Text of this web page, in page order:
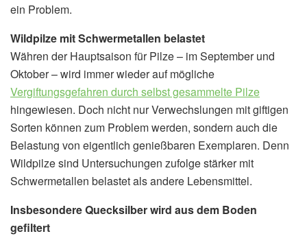
ein Problem.
Wildpilze mit Schwermetallen belastet
Währen der Hauptsaison für Pilze – im September und
Oktober – wird immer wieder auf mögliche
Vergiftungsgefahren durch selbst gesammelte Pilze
hingewiesen. Doch nicht nur Verwechslungen mit giftigen
Sorten können zum Problem werden, sondern auch die
Belastung von eigentlich genießbaren Exemplaren. Denn
Wildpilze sind Untersuchungen zufolge stärker mit
Schwermetallen belastet als andere Lebensmittel.
Insbesondere Quecksilber wird aus dem Boden
gefiltert